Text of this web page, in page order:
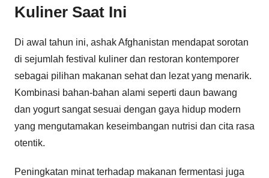
Kuliner Saat Ini
Di awal tahun ini, ashak Afghanistan mendapat sorotan
di sejumlah festival kuliner dan restoran kontemporer
sebagai pilihan makanan sehat dan lezat yang menarik.
Kombinasi bahan-bahan alami seperti daun bawang
dan yogurt sangat sesuai dengan gaya hidup modern
yang mengutamakan keseimbangan nutrisi dan cita rasa
otentik.
Peningkatan minat terhadap makanan fermentasi juga